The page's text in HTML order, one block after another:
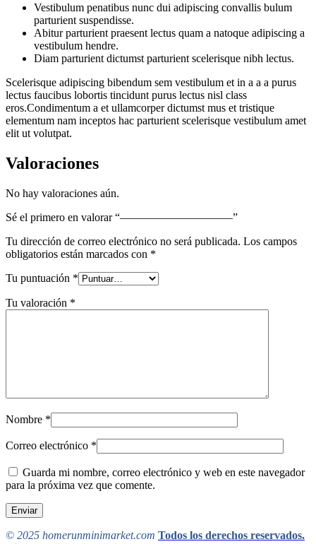
-
cantidad
Vestibulum penatibus nunc dui adipiscing convallis bulum
parturient suspendisse.
Abitur parturient praesent lectus quam a natoque adipiscing a
vestibulum hendre.
Diam parturient dictumst parturient scelerisque nibh lectus.
Scelerisque adipiscing bibendum sem vestibulum et in a a a purus
lectus faucibus lobortis tincidunt purus lectus nisl class
eros.Condimentum a et ullamcorper dictumst mus et tristique
elementum nam inceptos hac parturient scelerisque vestibulum amet
elit ut volutpat.
Valoraciones
No hay valoraciones aún.
Sé el primero en valorar “——————————”
Tu dirección de correo electrónico no será publicada. Los campos
obligatorios están marcados con *
Tu puntuación *
Tu valoración *
Nombre *
Correo electrónico *
Guarda mi nombre, correo electrónico y web en este navegador
para la próxima vez que comente.
© 2025 homerunminimarket.com Todos los derechos reservados.